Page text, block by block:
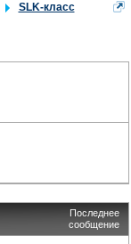
SLK-класс
Последнее
сообщение